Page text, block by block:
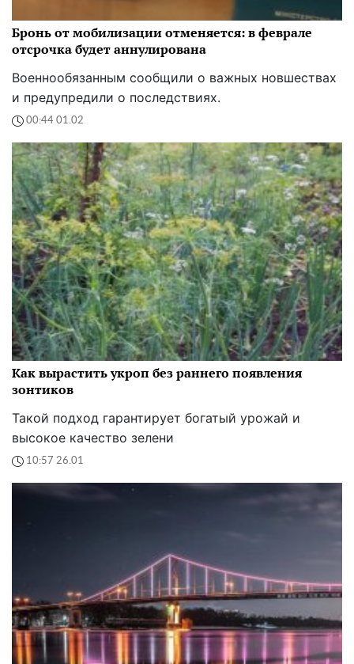
Бронь от мобилизации отменяется: в феврале
отсрочка будет аннулирована
Военнообязанным сообщили о важных новшествах
и предупредили о последствиях.
00:44 01.02
Как вырастить укроп без раннего появления
зонтиков
Такой подход гарантирует богатый урожай и
высокое качество зелени
10:57 26.01